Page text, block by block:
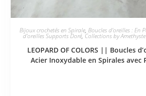
JE L'ADOPTE
Bijoux crochetés en Spirale, Boucles d'oreilles : En
d'oreilles Supports Doré, Collections by
LEOPARD OF COLORS || Boucles
Acier Inoxydable en Spirales avec